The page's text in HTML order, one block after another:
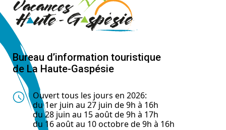
Bureau d’information touristique
de La Haute-Gaspésie
Ouvert tous les jours en 2026:
du 1er juin au 27 juin de 9h à 16h
du 28 juin au 15 août de 9h à 17h
du 16 août au 10 octobre de 9h à 16h